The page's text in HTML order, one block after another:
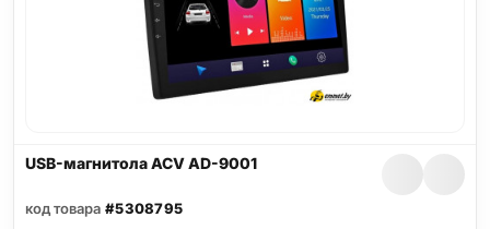
USB-магнитола ACV AD-9001
код товара #5308795